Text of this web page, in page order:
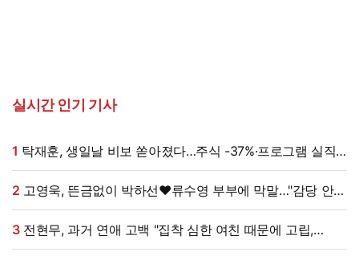
실시간 인기 기사
1
'날벼락' (미우새)
2
될 여자, 계속 명품 사 나를텐데"
3전현무, 과거 연애 고백 "집착 심한 여친 때문에 고립,
친구들이 연락 끊어" (내사패)